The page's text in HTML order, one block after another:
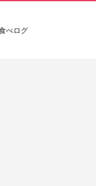
べログ